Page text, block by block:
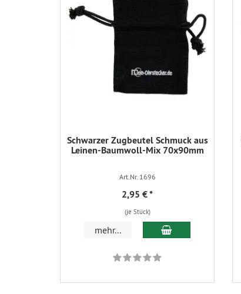
Schwarzer Zugbeutel Schmuck aus
Leinen-Baumwoll-Mix 70x90mm
Art.Nr. 1696
2,95 €*
(je Stück)
mehr... In den Warenkorb